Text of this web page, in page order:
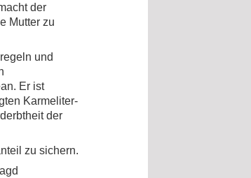
der
Mutter zu
und
Er ist
Karmeliter-
der
zu sichern.